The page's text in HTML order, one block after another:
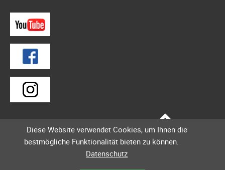
Diese Website verwendet Cookies, um Ihnen die
bestmögliche Funktionalität bieten zu können.
Datenschutz